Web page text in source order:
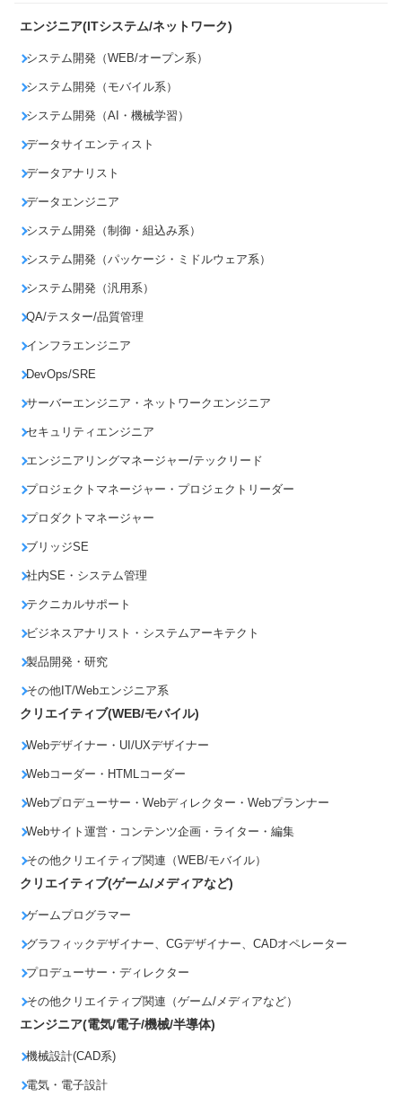
エンジニア(ITシステム/ネットワーク)
システム開発（WEB/オープン系）
システム開発（モバイル系）
システム開発（AI・機械学習）
データサイエンティスト
データアナリスト
データエンジニア
システム開発（制御・組込み系）
システム開発（パッケージ・ミドルウェア系）
システム開発（汎用系）
QA/テスター/品質管理
インフラエンジニア
DevOps/SRE
サーバーエンジニア・ネットワークエンジニア
セキュリティエンジニア
エンジニアリングマネージャー/テックリード
プロジェクトマネージャー・プロジェクトリーダー
プロダクトマネージャー
ブリッジSE
社内SE・システム管理
テクニカルサポート
ビジネスアナリスト・システムアーキテクト
製品開発・研究
その他IT/Webエンジニア系
クリエイティブ(WEB/モバイル)
Webデザイナー・UI/UXデザイナー
Webコーダー・HTMLコーダー
Webプロデューサー・Webディレクター・Webプランナー
Webサイト運営・コンテンツ企画・ライター・編集
その他クリエイティブ関連（WEB/モバイル）
クリエイティブ(ゲーム/メディアなど)
ゲームプログラマー
グラフィックデザイナー、CGデザイナー、CADオペレーター
プロデューサー・ディレクター
その他クリエイティブ関連（ゲーム/メディアなど）
エンジニア(電気/電子/機械/半導体)
機械設計(CAD系)
電気・電子設計